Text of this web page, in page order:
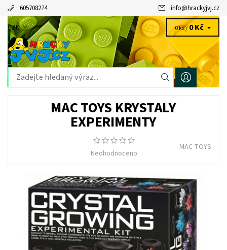
605708274 info@hrackyjvj.cz
CZK 0 ks /0 Kč
MAC TOYS KRYSTALY
EXPERIMENTY
Neohodnoceno
MAC TOYS